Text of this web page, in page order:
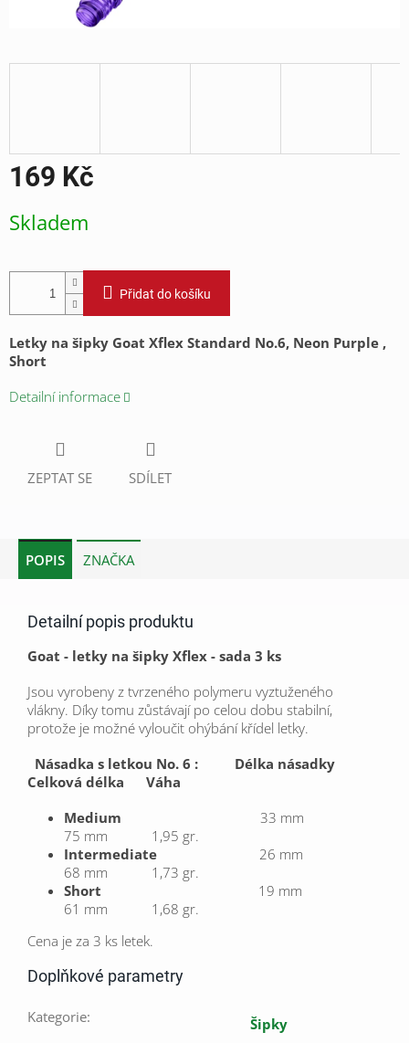
169 Kč
cena:
Skladem
Přidat do košíku
Letky na šipky Goat Xflex Standard No.6, Neon Purple ,
Short
Detailní informace
ZEPTAT SE SDÍLET
POPIS ZNAČKA
Detailní popis produktu
Goat - letky na šipky Xflex - sada 3 ks
Jsou vyrobeny z tvrzeného polymeru vyztuženého
vlákny. Díky tomu zůstávají po celou dobu stabilní,
protože je možné vyloučit ohýbání křídel letky.
Násadka s letkou No. 6 :
Délka násadky
Celková délka Váha
Medium 33 mm
75 mm 1,95 gr.
Intermediate 26 mm
68 mm 1,73 gr.
Short 19 mm
61 mm 1,68 gr.
Cena je za 3 ks letek.
Doplňkové parametry
Kategorie:
Šipky